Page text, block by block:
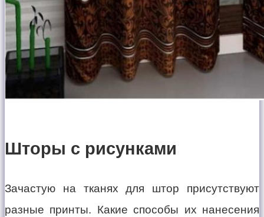
Шторы с рисунками
Зачастую на тканях для штор присутствуют
разные принты. Какие способы их нанесения